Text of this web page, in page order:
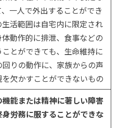
、一人で外出することができ
活範囲は自宅内に限定され
動作的に排泄、食事などの
とができても、生命維持に
りの動作に、家族からの声
欠かすことができないもの
能または精神に著しい障害
労務に服することができな